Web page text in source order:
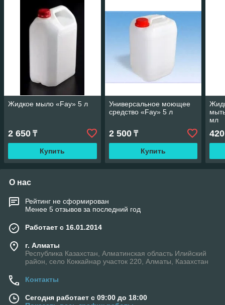
Жидкое мыло «Fay» 5 л
2 650 ₸
Купить
Универсальное моющее
средство «Fay» 5 л
2 500₸
Купить
мл
420
О нас
Рейтинг не сформирован
Менее 5 отзывов за последний год
Работает с 16.01.2014
г. Алматы
Республика Казахстан, Алматинская область Илийский
район, село Коккайнар участок 220, Алматы, Казахстан
Контакты
Сегодня работает с 09:00 до 18:00